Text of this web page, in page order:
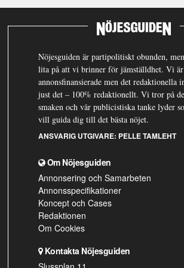
Nöjesguiden är partipolitiskt obunden,
lita på att vi brinner för jämställdhet. Vi är
annonsfinansierade men det redaktionella
just det – 100% redaktionellt. Vi tror på
smaken och vår publicistiska tanke lyder
vill guida dig till det bästa nöjet.
ANSVARIG UTGIVARE: PELLE TAMLEHT
Om Nöjesguiden
Annonsering och Samarbeten
Annonsspecifikationer
Koncept och Cases
Redaktionen
Om Cookies
Kontakta Nöjesguiden